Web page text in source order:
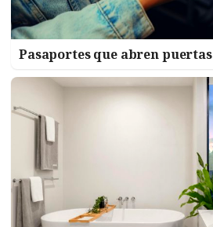
Pasaportes que abren puertas